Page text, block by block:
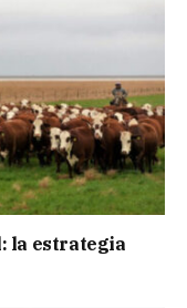
la estrategia